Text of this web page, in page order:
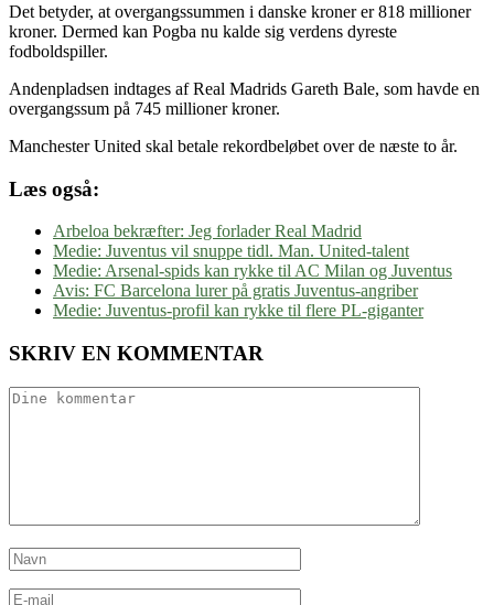
Det betyder, at overgangssummen i danske kroner er 818 millioner
kroner. Dermed kan Pogba nu kalde sig verdens dyreste
fodboldspiller.
Andenpladsen indtages af Real Madrids Gareth Bale, som havde en
overgangssum på 745 millioner kroner.
Manchester United skal betale rekordbeløbet over de næste to år.
Læs også:
Arbeloa bekræfter: Jeg forlader Real Madrid
Medie: Juventus vil snuppe tidl. Man. United-talent
Medie: Arsenal-spids kan rykke til AC Milan og Juventus
Avis: FC Barcelona lurer på gratis Juventus-angriber
Medie: Juventus-profil kan rykke til flere PL-giganter
SKRIV EN KOMMENTAR